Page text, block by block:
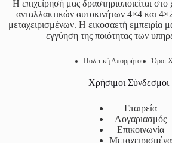
Η επιχείρησή μας δραστηριοποιείται
ανταλλακτικών αυτοκινήτων 4×4 και
μεταχειρισμένων. Η εικοσαετή εμπειρία
εγγύηση της ποιότητας των
Πολιτική Απορρήτου Όροι
Χρήσιμοι Σύνδεσμοι
Εταιρεία
Λογαριασμός
Επικοινωνία
Μεταχειρισμένα